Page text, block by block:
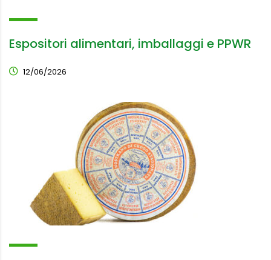
Espositori alimentari, imballaggi e PPWR
12/06/2026